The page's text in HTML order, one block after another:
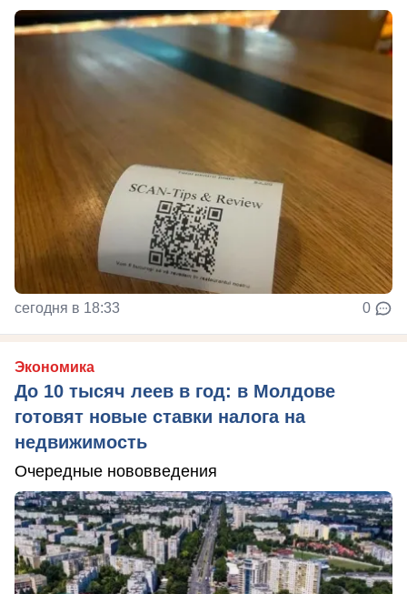
сегодня в 18:33 0
Экономика
До 10 тысяч леев в год: в Молдове
готовят новые ставки налога на
недвижимость
Очередные нововведения